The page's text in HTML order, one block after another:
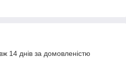
14 днів за домовленістю